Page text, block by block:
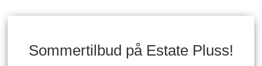
Sommertilbud på Estate Pluss!